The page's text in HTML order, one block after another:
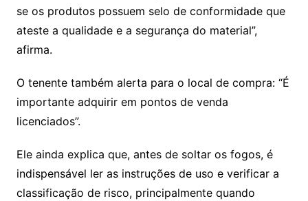
se os produtos possuem selo de conformidade que
ateste a qualidade e a segurança do material”,
afirma.
O tenente também alerta para o local de compra: “É
importante adquirir em pontos de venda
licenciados”.
Ele ainda explica que, antes de soltar os fogos, é
indispensável ler as instruções de uso e verificar a
classificação de risco, principalmente quando